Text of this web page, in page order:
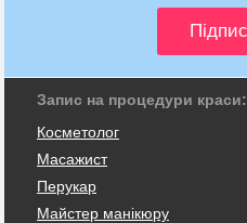
Запис на процедури краси:
Косметолог
Масажист
Перукар
Майстер манікюру